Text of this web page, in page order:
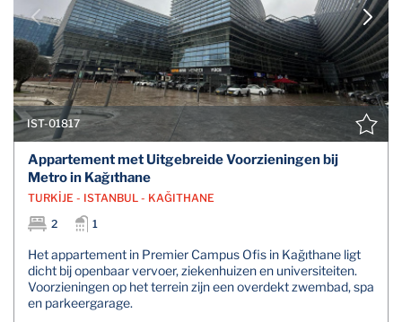
IST-01817
Appartement met Uitgebreide Voorzieningen bij
Metro in Kağıthane
TURKİJE - ISTANBUL - KAĞITHANE
2
1
Het appartement in Premier Campus Ofis in Kağıthane ligt
dicht bij openbaar vervoer, ziekenhuizen en universiteiten.
Voorzieningen op het terrein zijn een overdekt zwembad, spa
en parkeergarage.